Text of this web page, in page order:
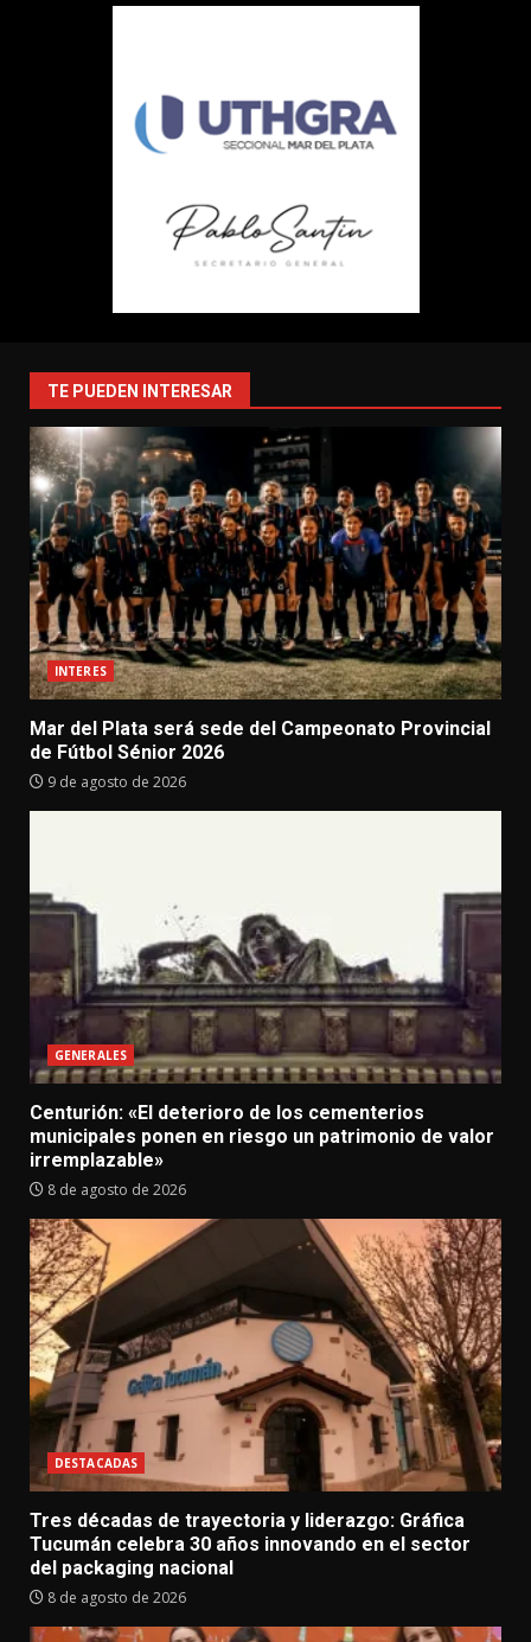
TE PUEDEN INTERESAR
INTERES
Mar del Plata será sede del Campeonato Provincial
de Fútbol Sénior 2026
9 de agosto de 2026
GENERALES
Centurión: «El deterioro de los cementerios
municipales ponen en riesgo un patrimonio de valor
irremplazable»
8 de agosto de 2026
DESTACADAS
Tres décadas de trayectoria y liderazgo: Gráfica
Tucumán celebra 30 años innovando en el sector
del packaging nacional
8 de agosto de 2026